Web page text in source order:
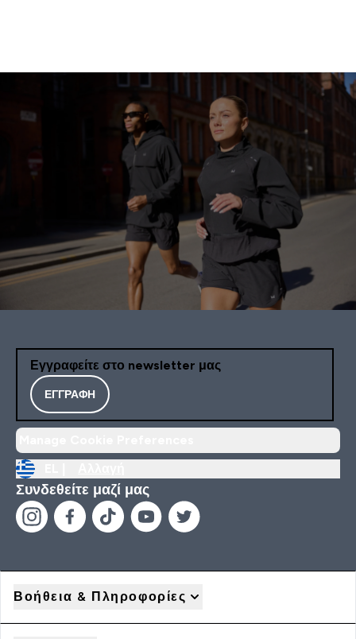
Εγγραφείτε στο newsletter μας
ΕΓΓΡΑΦΉ
Συνδεθείτε μαζί μας
Βοήθεια & Πληροφορίες